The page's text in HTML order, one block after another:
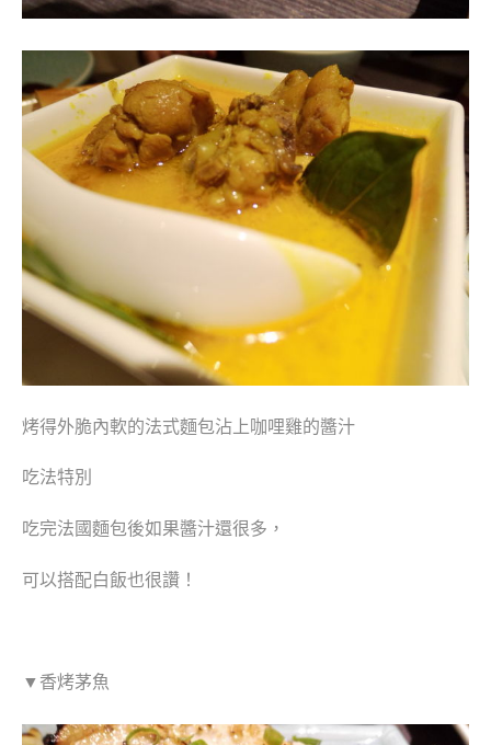
烤得外脆內軟的法式麵包沾上咖哩雞的醬汁
吃法特別
吃完法國麵包後如果醬汁還很多，
可以搭配白飯也很讚！
▼香烤茅魚